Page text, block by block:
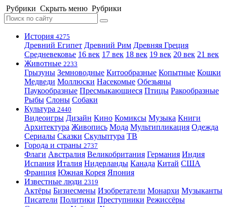
Рубрики Скрыть меню Рубрики
История 4275
Древний Египет Древний Рим Древняя Греция
Средневековье 16 век 17 век 18 век 19 век 20 век 21 век
Животные 2233
Грызуны Земноводные Китообразные Копытные Кошки
Медведи Моллюски Насекомые Обезьяны
Паукообразные Пресмыкающиеся Птицы Ракообразные
Рыбы Слоны Собаки
Культура 2440
Видеоигры Дизайн Кино Комиксы Музыка Книги
Архитектура Живопись Мода Мультипликация Одежда
Сериалы Сказки Скульптура ТВ
Города и страны 2737
Флаги Австралия Великобритания Германия Индия
Испания Италия Нидерланды Канада Китай США
Франция Южная Корея Япония
Известные люди 2319
Актёры Бизнесмены Изобретатели Монархи Музыканты
Писатели Политики Преступники Режиссёры